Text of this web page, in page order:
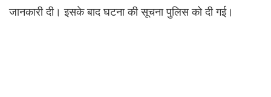
जानकारी दी। इसके बाद घटना की सूचना पुलिस को दी गई।